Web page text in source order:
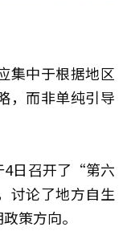
集中于根据地区
，而非单纯引导
4日召开了“第六
讨论了地方自生
策方向。